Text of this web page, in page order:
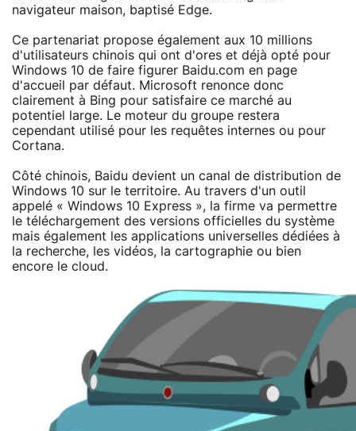
navigateur maison, baptisé Edge.
Ce partenariat propose également aux 10 millions
d'utilisateurs chinois qui ont d'ores et déjà opté pour
Windows 10 de faire figurer Baidu.com en page
d'accueil par défaut. Microsoft renonce donc
clairement à Bing pour satisfaire ce marché au
potentiel large. Le moteur du groupe restera
cependant utilisé pour les requêtes internes ou pour
Cortana.
Côté chinois, Baidu devient un canal de distribution de
Windows 10 sur le territoire. Au travers d'un outil
appelé « Windows 10 Express », la firme va permettre
le téléchargement des versions officielles du système
mais également les applications universelles dédiées à
la recherche, les vidéos, la cartographie ou bien
encore le cloud.